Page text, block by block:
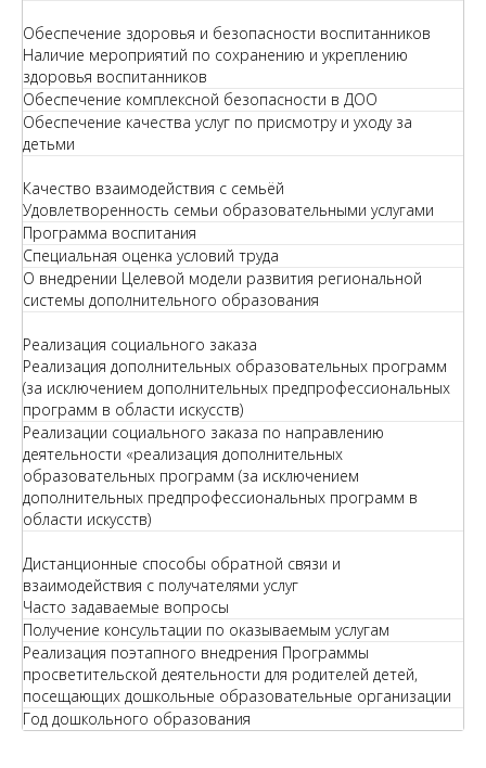
Обеспечение здоровья и безопасности воспитанников
Наличие мероприятий по сохранению и укреплению
здоровья воспитанников
Обеспечение комплексной безопасности в ДОО
Обеспечение качества услуг по присмотру и уходу за
детьми
Качество взаимодействия с семьёй
Удовлетворенность семьи образовательными услугами
Программа воспитания
Специальная оценка условий труда
О внедрении Целевой модели развития региональной
системы дополнительного образования
Реализация социального заказа
Реализация дополнительных образовательных программ
(за исключением дополнительных предпрофессиональных
программ в области искусств)
Реализации социального заказа по направлению
деятельности «реализация дополнительных
образовательных программ (за исключением
дополнительных предпрофессиональных программ в
области искусств)
Дистанционные способы обратной связи и
взаимодействия с получателями услуг
Часто задаваемые вопросы
Получение консультации по оказываемым услугам
Реализация поэтапного внедрения Программы
просветительской деятельности для родителей детей,
посещающих дошкольные образовательные организации
Год дошкольного образования